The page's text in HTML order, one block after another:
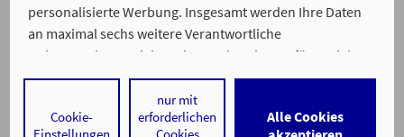
personalisierte Werbung. Insgesamt werden Ihre Daten
an maximal sechs weitere Verantwortliche
weitergegeben. Bei dem Einsatz der Dienste für Social
Media-Interaktionen und personalisierte Werbung
werden regelmäßig durch den jeweiligen Anbieter
individuelle Profile angelegt und mit Daten von anderen
Alle Cookies
nur mit
erforderlichen
Cookie-
Ein Service von